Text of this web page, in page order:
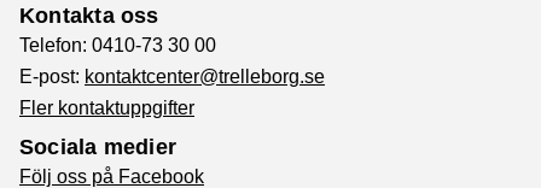
Kontakta oss
Telefon: 0410-73 30 00
E-post: kontaktcenter@trelleborg.se
Fler kontaktuppgifter
Sociala medier
Följ oss på Facebook